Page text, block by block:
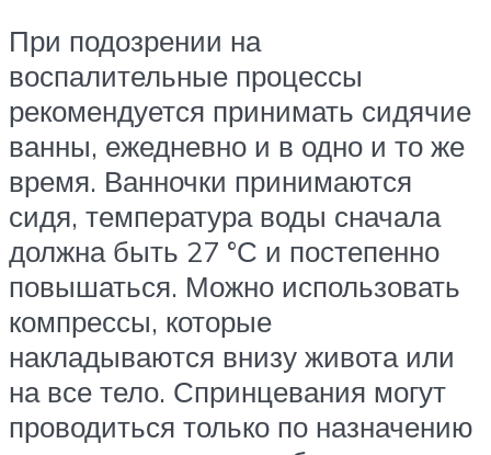
При подозрении на
воспалительные процессы
рекомендуется принимать сидячие
ванны, ежедневно и в одно и то же
время. Ванночки принимаются
сидя, температура воды сначала
должна быть 27 °С и постепенно
повышаться. Можно использовать
компрессы, которые
накладываются внизу живота или
на все тело. Спринцевания могут
проводиться только по назначению